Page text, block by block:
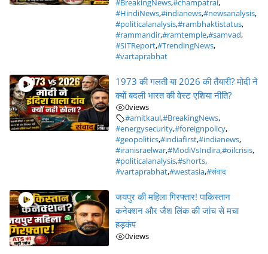
#BreakingNews,#champatrai,
#HindiNews,#indianews,#newsanalysis,
#politicalanalysis,#rambhaktistatus,
#rammandir,#ramtemple,#samvad,
#SITReport,#TrendingNews,
#vartaprabhat
1973 की गलती या 2026 की तैयारी? मोदी ने
क्यों बदली भारत की वेस्ट एशिया नीति?
0views
#amitkaul,#BreakingNews,
#energysecurity,#foreignpolicy,
#geopolitics,#indiafirst,#indianews,
#iranisraelwar,#ModiVsIndira,#oilcrisis,
#politicalanalysis,#shorts,
#vartaprabhat,#westasia,#संवाद
जयपुर की महिला गिरफ्तार! पाकिस्तान
कनेक्शन और जैश लिंक की जांच से मचा
हड़कंप
0views